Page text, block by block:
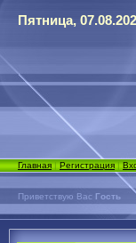
Пятница,
Главная|Регистрация|
Приветствую Вас Гость